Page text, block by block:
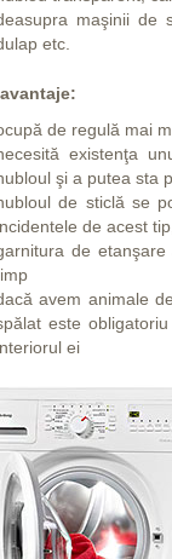
maşinii de
etc.
de regulă mai
existenţa
şi a putea sta
de sticlă se
de acest
de
avem animale
este
ei